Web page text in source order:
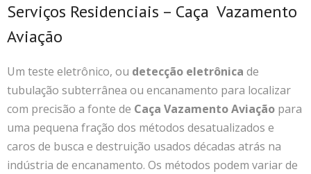
Serviços Residenciais – Caça Vazamento
Aviação
Um teste eletrônico, ou detecção eletrônica de
tubulação subterrânea ou encanamento para localizar
com precisão a fonte de Caça Vazamento Aviação para
uma pequena fração dos métodos desatualizados e
caros de busca e destruição usados décadas atrás na
indústria de encanamento. Os métodos podem variar de